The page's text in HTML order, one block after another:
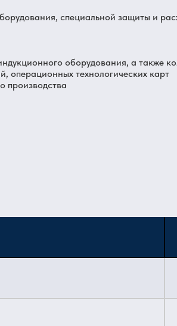
специальной защиты и
оборудования, а также
операционных технологических карт
производства